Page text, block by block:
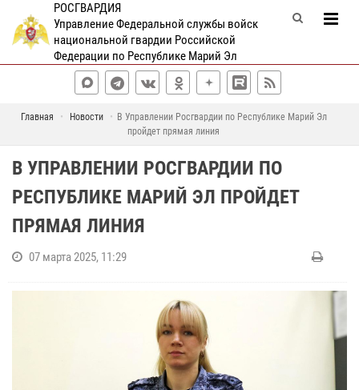
РОСГВАРДИЯ
Управление Федеральной службы войск
национальной гвардии Российской
Федерации по Республике Марий Эл
Главная Новости
В Управлении Росгвардии по Республике Марий Эл
пройдет прямая линия
В УПРАВЛЕНИИ РОСГВАРДИИ ПО
РЕСПУБЛИКЕ МАРИЙ ЭЛ ПРОЙДЕТ
ПРЯМАЯ ЛИНИЯ
07 марта 2025, 11:29